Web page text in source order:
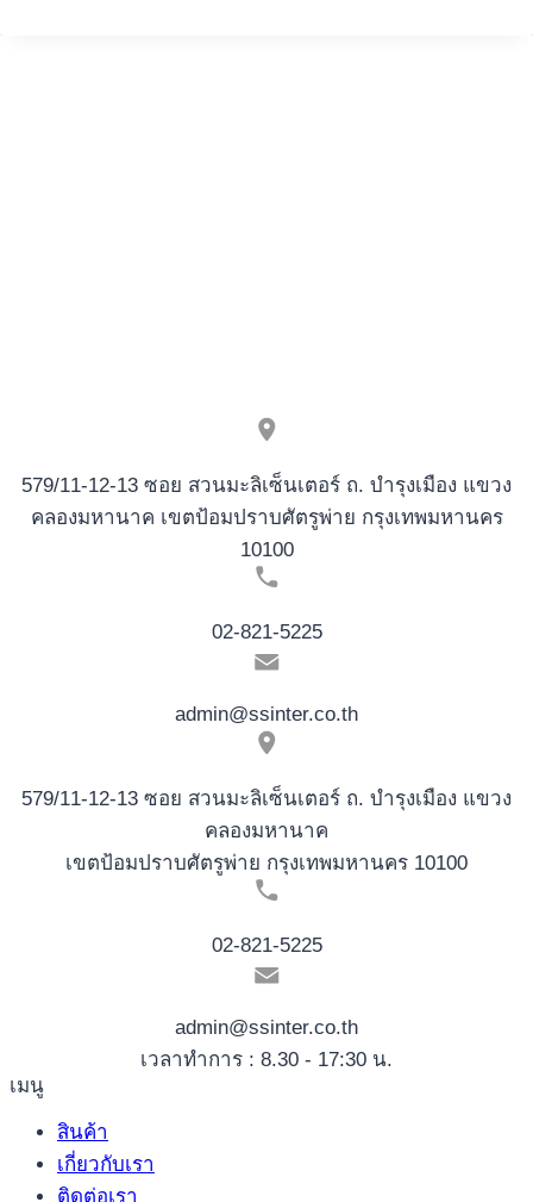
579/11-12-13 ซอย สวนมะลิเซ็นเตอร์ ถ. บำรุงเมือง แขวง
คลองมหานาค เขตป้อมปราบศัตรูพ่าย กรุงเทพมหานคร
10100
02-821-5225
admin@ssinter.co.th
579/11-12-13 ซอย สวนมะลิเซ็นเตอร์ ถ. บำรุงเมือง แขวง
คลองมหานาค
เขตป้อมปราบศัตรูพ่าย กรุงเทพมหานคร 10100
02-821-5225
admin@ssinter.co.th
เวลาทำการ : 8.30 - 17:30 น.
เมนู
สินค้า
เกี่ยวกับเรา
ติดต่อเรา